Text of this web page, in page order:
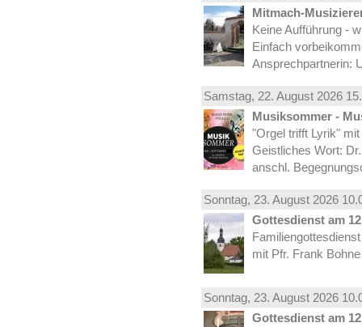
Mitmach-
Keine Aufführung -
Einfach
Ansprechpartnerin:
Samstag, 22. August 2026
Musiksommer -
"Orgel trifft Lyrik"
Geistliches Wort:
anschl.
Sonntag, 23. August 2026
Gottesdienst am
mit Pfr. Frank
Sonntag, 23. August 2026
Gottesdienst am